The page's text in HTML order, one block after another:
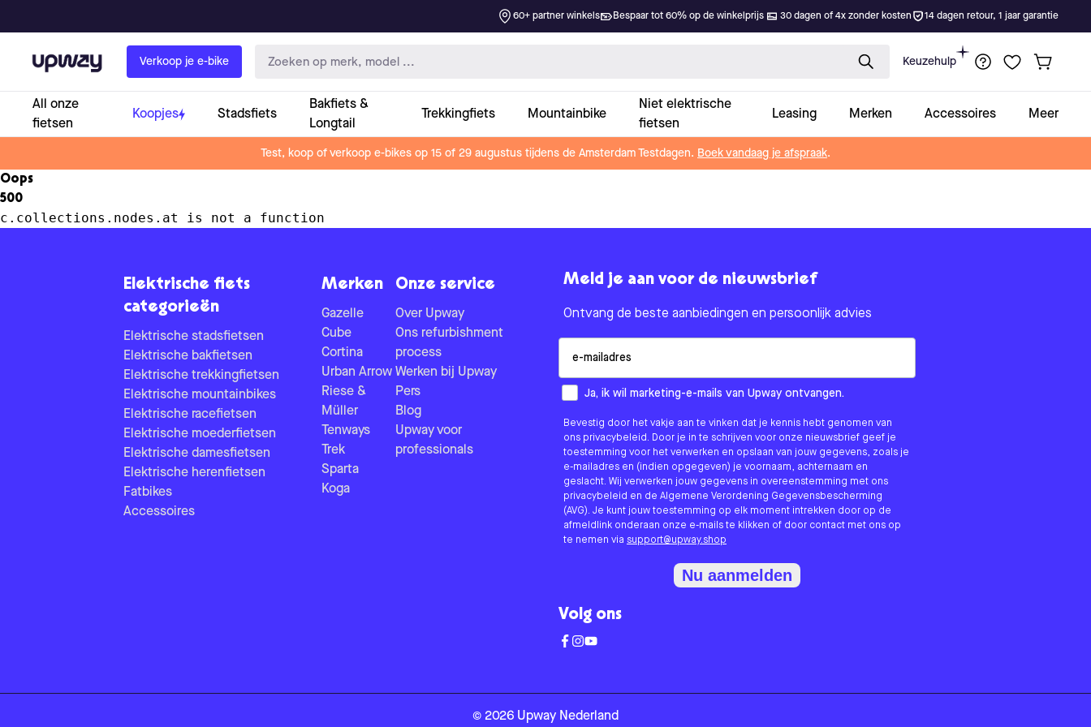
60+ partner winkels Bespaar tot 60% op de winkelprijs 30 dagen of 4x zonder kosten 14 dagen retour, 1 jaar garantie
Upway Verkoop je e-bike Keuzehulp
All onze
fietsen
Koopjes Stadsfiets
Bakfiets &
Longtail
Trekkingfiets Mountainbike
Niet elektrische
fietsen
Leasing Merken Accessoires Meer
Test, koop of verkoop e-bikes op 15 of 29 augustus tijdens de Amsterdam Testdagen. Boek vandaag je afspraak.
Oops
500
c.collections.nodes.at is not a function
Elektrische fiets
categorieën
Elektrische stadsfietsen
Elektrische bakfietsen
Elektrische trekkingfietsen
Elektrische mountainbikes
Elektrische racefietsen
Elektrische moederfietsen
Elektrische damesfietsen
Elektrische herenfietsen
Fatbikes
Accessoires
Merken
Gazelle
Cube
Cortina
Urban Arrow
Riese &
Müller
Tenways
Trek
Sparta
Koga
Onze service
Over Upway
Ons refurbishment
process
Werken bij Upway
Pers
Blog
Upway voor
professionals
Meld je aan voor de nieuwsbrief
Ontvang de beste aanbiedingen en persoonlijk advies
How would you like to hear from us?
Ja, ik wil marketing-e-mails van Upway ontvangen.
Bevestig door het vakje aan te vinken dat je kennis hebt genomen van
ons privacybeleid. Door je in te schrijven voor onze nieuwsbrief geef je
toestemming voor het verwerken en opslaan van jouw gegevens, zoals je
e-mailadres en (indien opgegeven) je voornaam, achternaam en
geslacht. Wij verwerken jouw gegevens in overeenstemming met ons
privacybeleid en de Algemene Verordening Gegevensbescherming
(AVG). Je kunt jouw toestemming op elk moment intrekken door op de
afmeldlink onderaan onze e-mails te klikken of door contact met ons op
te nemen via support@upway.shop
Nu aanmelden
Volg ons
© 2026 Upway Nederland